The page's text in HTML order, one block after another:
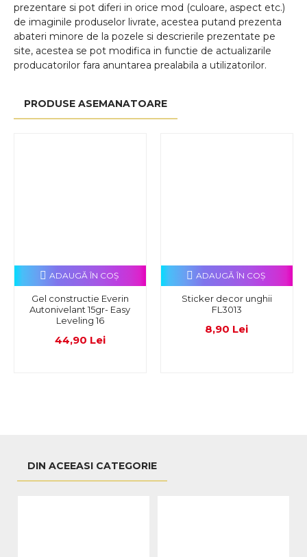
prezentare si pot diferi in orice mod (culoare, aspect etc.)
de imaginile produselor livrate, acestea putand prezenta
abateri minore de la pozele si descrierile prezentate pe
site, acestea se pot modifica in functie de actualizarile
producatorilor fara anuntarea prealabila a utilizatorilor.
PRODUSE ASEMANATOARE
Gel constructie Everin
Autonivelant 15gr- Easy
Leveling 16
44,90 Lei
ADAUGĂ ÎN COŞ
Sticker decor unghii
FL3013
8,90 Lei
ADAUGĂ ÎN COŞ
DIN ACEEASI CATEGORIE